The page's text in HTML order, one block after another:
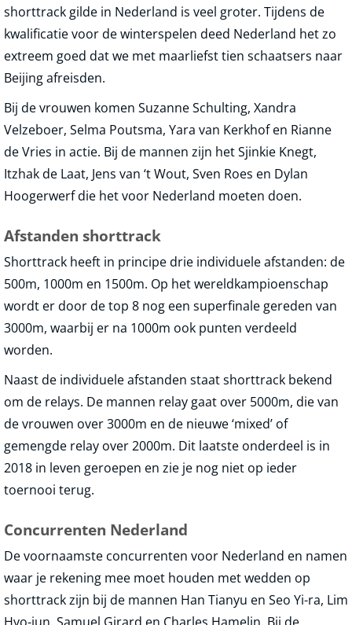
shorttrack gilde in Nederland is veel groter. Tijdens de
kwalificatie voor de winterspelen deed Nederland het zo
extreem goed dat we met maarliefst tien schaatsers naar
Beijing afreisden.
Bij de vrouwen komen Suzanne Schulting, Xandra
Velzeboer, Selma Poutsma, Yara van Kerkhof en Rianne
de Vries in actie. Bij de mannen zijn het Sjinkie Knegt,
Itzhak de Laat, Jens van ‘t Wout, Sven Roes en Dylan
Hoogerwerf die het voor Nederland moeten doen.
Afstanden shorttrack
Shorttrack heeft in principe drie individuele afstanden: de
500m, 1000m en 1500m. Op het wereldkampioenschap
wordt er door de top 8 nog een superfinale gereden van
3000m, waarbij er na 1000m ook punten verdeeld
worden.
Naast de individuele afstanden staat shorttrack bekend
om de relays. De mannen relay gaat over 5000m, die van
de vrouwen over 3000m en de nieuwe ‘mixed’ of
gemengde relay over 2000m. Dit laatste onderdeel is in
2018 in leven geroepen en zie je nog niet op ieder
toernooi terug.
Concurrenten Nederland
De voornaamste concurrenten voor Nederland en namen
waar je rekening mee moet houden met wedden op
shorttrack zijn bij de mannen Han Tianyu en Seo Yi-ra, Lim